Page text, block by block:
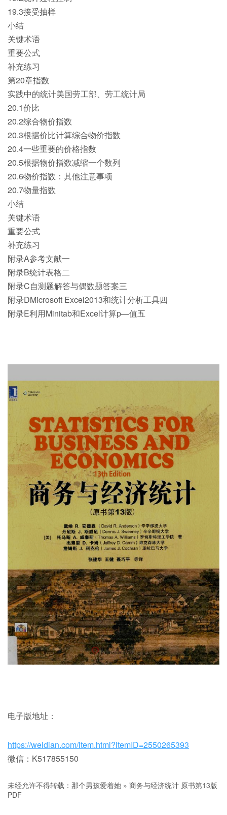
19.3接受抽样
小结
关键术语
重要公式
补充练习
第20章指数
实践中的统计美国劳工部、劳工统计局
20.1价比
20.2综合物价指数
20.3根据价比计算综合物价指数
20.4一些重要的价格指数
20.5根据物价指数减缩一个数列
20.6物价指数：其他注意事项
20.7物量指数
小结
关键术语
重要公式
补充练习
附录A参考文献一
附录B统计表格二
附录C自测题解答与偶数题答案三
附录DMicrosoft Excel2013和统计分析工具四
附录E利用Minitab和Excel计算p—值五
电子版地址：
https://weidian.com/item.html?itemID=2550265393
微信：K517855150
未经允许不得转载： 那个男孩爱着她 » 商务与经济统计 原书第13版
PDF